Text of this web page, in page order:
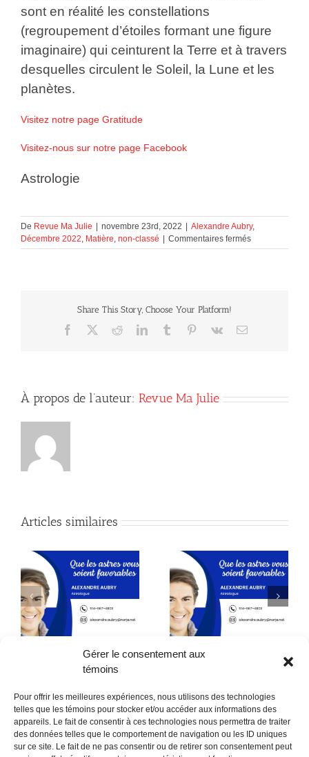
Gérer le consentement aux
témoins
Pour offrir les meilleures expériences, nous utilisons des technologies
telles que les témoins pour stocker et/ou accéder aux informations des
appareils. Le fait de consentir à ces technologies nous permettra de traiter
des données telles que le comportement de navigation ou les ID uniques
sur ce site. Le fait de ne pas consentir ou de retirer son consentement peut
sont en réalité les constellations
(regroupement d’étoiles formant une figure
imaginaire) qui ceinturent la Terre et à travers
desquelles circulent le Soleil, la Lune et les
planètes.
Visitez notre page Gratitude
Visitez-nous sur notre page Facebook
Astrologie
De Revue Ma Julie | novembre 23rd, 2022 | Alexandre Aubry,
Décembre 2022 Matière non-classé | Commentaires ferméssur
Astrologie
Share This Story, Choose Your Platform!
Facebook RedditLinkedInTumblr Pinterest
Vk Courriel
À propos de l’auteur: Revue Ma Julie
Articles similaires
Astrologie Astrologie
POLITIQUE CONFIDENTIALITÉES